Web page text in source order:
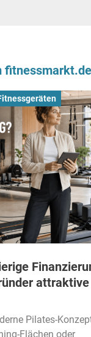
attraktive
Pilates-
Flächen oder